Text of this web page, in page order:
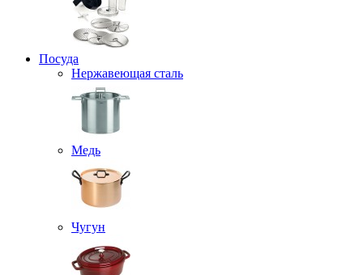
Посуда
Нержавеющая сталь
Медь
Чугун